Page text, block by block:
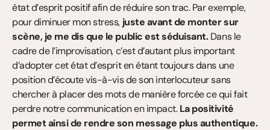
état d’esprit positif afin de réduire son trac. Par exemple,
pour diminuer mon stress, juste avant de monter sur
scène, je me dis que le public est séduisant. Dans le
cadre de l’improvisation, c’est d’autant plus important
d’adopter cet état d’esprit en étant toujours dans une
position d’écoute vis-à-vis de son interlocuteur sans
chercher à placer des mots de manière forcée ce qui fait
perdre notre communication en impact. La positivité
permet ainsi de rendre son message plus authentique.